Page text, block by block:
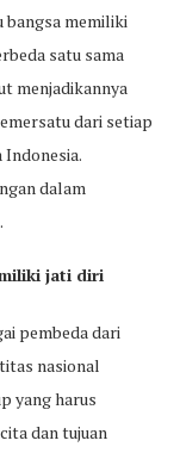
bangsa memiliki
satu sama
menjadikannya
dari setiap
Indonesia.
dalam
.
jati diri
pembeda dari
nasional
yang harus
dan tujuan